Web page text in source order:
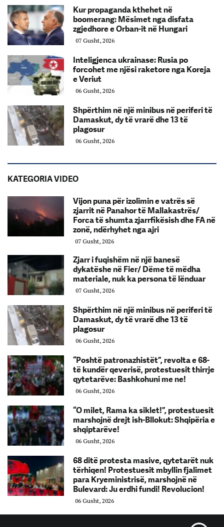
Kur propaganda kthehet në
boomerang: Mësimet nga disfata
zgjedhore e Orban-it në Hungari
07 Gusht, 2026
Inteligjenca ukrainase: Rusia po
forcohet me njësi raketore nga Koreja
e Veriut
06 Gusht, 2026
Shpërthim në një minibus në periferi të
Damaskut, dy të vrarë dhe 13 të
plagosur
06 Gusht, 2026
KATEGORIA VIDEO
Vijon puna për izolimin e vatrës së
zjarrit në Panahor të Mallakastrës/
Forca të shumta zjarrfikësish dhe FA në
zonë, ndërhyhet nga ajri
07 Gusht, 2026
Zjarr i fuqishëm në një banesë
dykatëshe në Fier/ Dëme të mëdha
materiale, nuk ka persona të lënduar
07 Gusht, 2026
Shpërthim në një minibus në periferi të
Damaskut, dy të vrarë dhe 13 të
plagosur
06 Gusht, 2026
“Poshtë patronazhistët”, revolta e 68-
të kundër qeverisë, protestuesit thirrje
qytetarëve: Bashkohuni me ne!
06 Gusht, 2026
“O milet, Rama ka siklet!”, protestuesit
marshojnë drejt ish-Bllokut: Shqipëria e
shqiptarëve!
06 Gusht, 2026
68 ditë protesta masive, qytetarët nuk
tërhiqen! Protestuesit mbyllin fjalimet
para Kryeministrisë, marshojnë në
Bulevard: Ju erdhi fundi! Revolucion!
06 Gusht, 2026